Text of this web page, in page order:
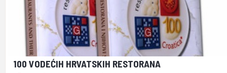
100 VODEĆIH HRVATSKIH RESTORANA